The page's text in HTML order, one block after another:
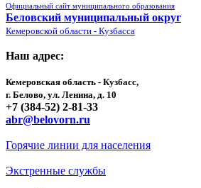
Официальный сайт муниципального образования
Беловский муниципальный округ
Кемеровской области - Кузбасса
Наш адрес:
Кемеровская область - Кузбасс,
г. Белово, ул. Ленина, д. 10
+7 (384-52) 2-81-33
abr@belovorn.ru
Горячие линии для населения
Экстренные службы